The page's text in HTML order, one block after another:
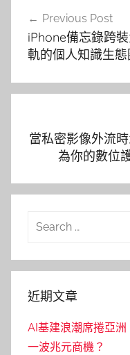
導
覽
Previous Post
iPhone備忘錄跨
軌的個人知識生態
當私密影像外流
為你的數位
Search
近期文章
AI基建浪潮席捲亞
一波兆元商機？